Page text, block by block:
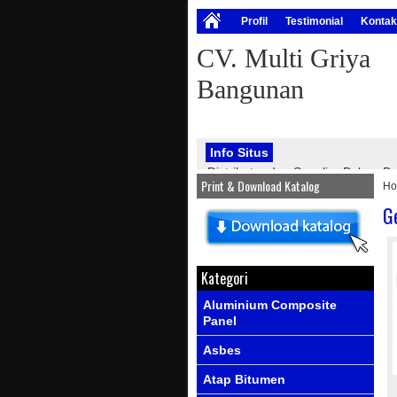
Profil Testimonial Kontak
CV. Multi Griya
Bangunan
Info Situs
Distributor dan Supplier Bahan
bangunan, seperti : atap
Info Produk
Ada produk-
Print & Download Katalog
Kategori
Aluminium Composite
Panel
Asbes
Atap Bitumen